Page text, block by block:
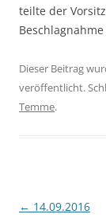
teilte der
Dieser Beitrag
veröffentlicht.
Temme.
← 14.09.2016